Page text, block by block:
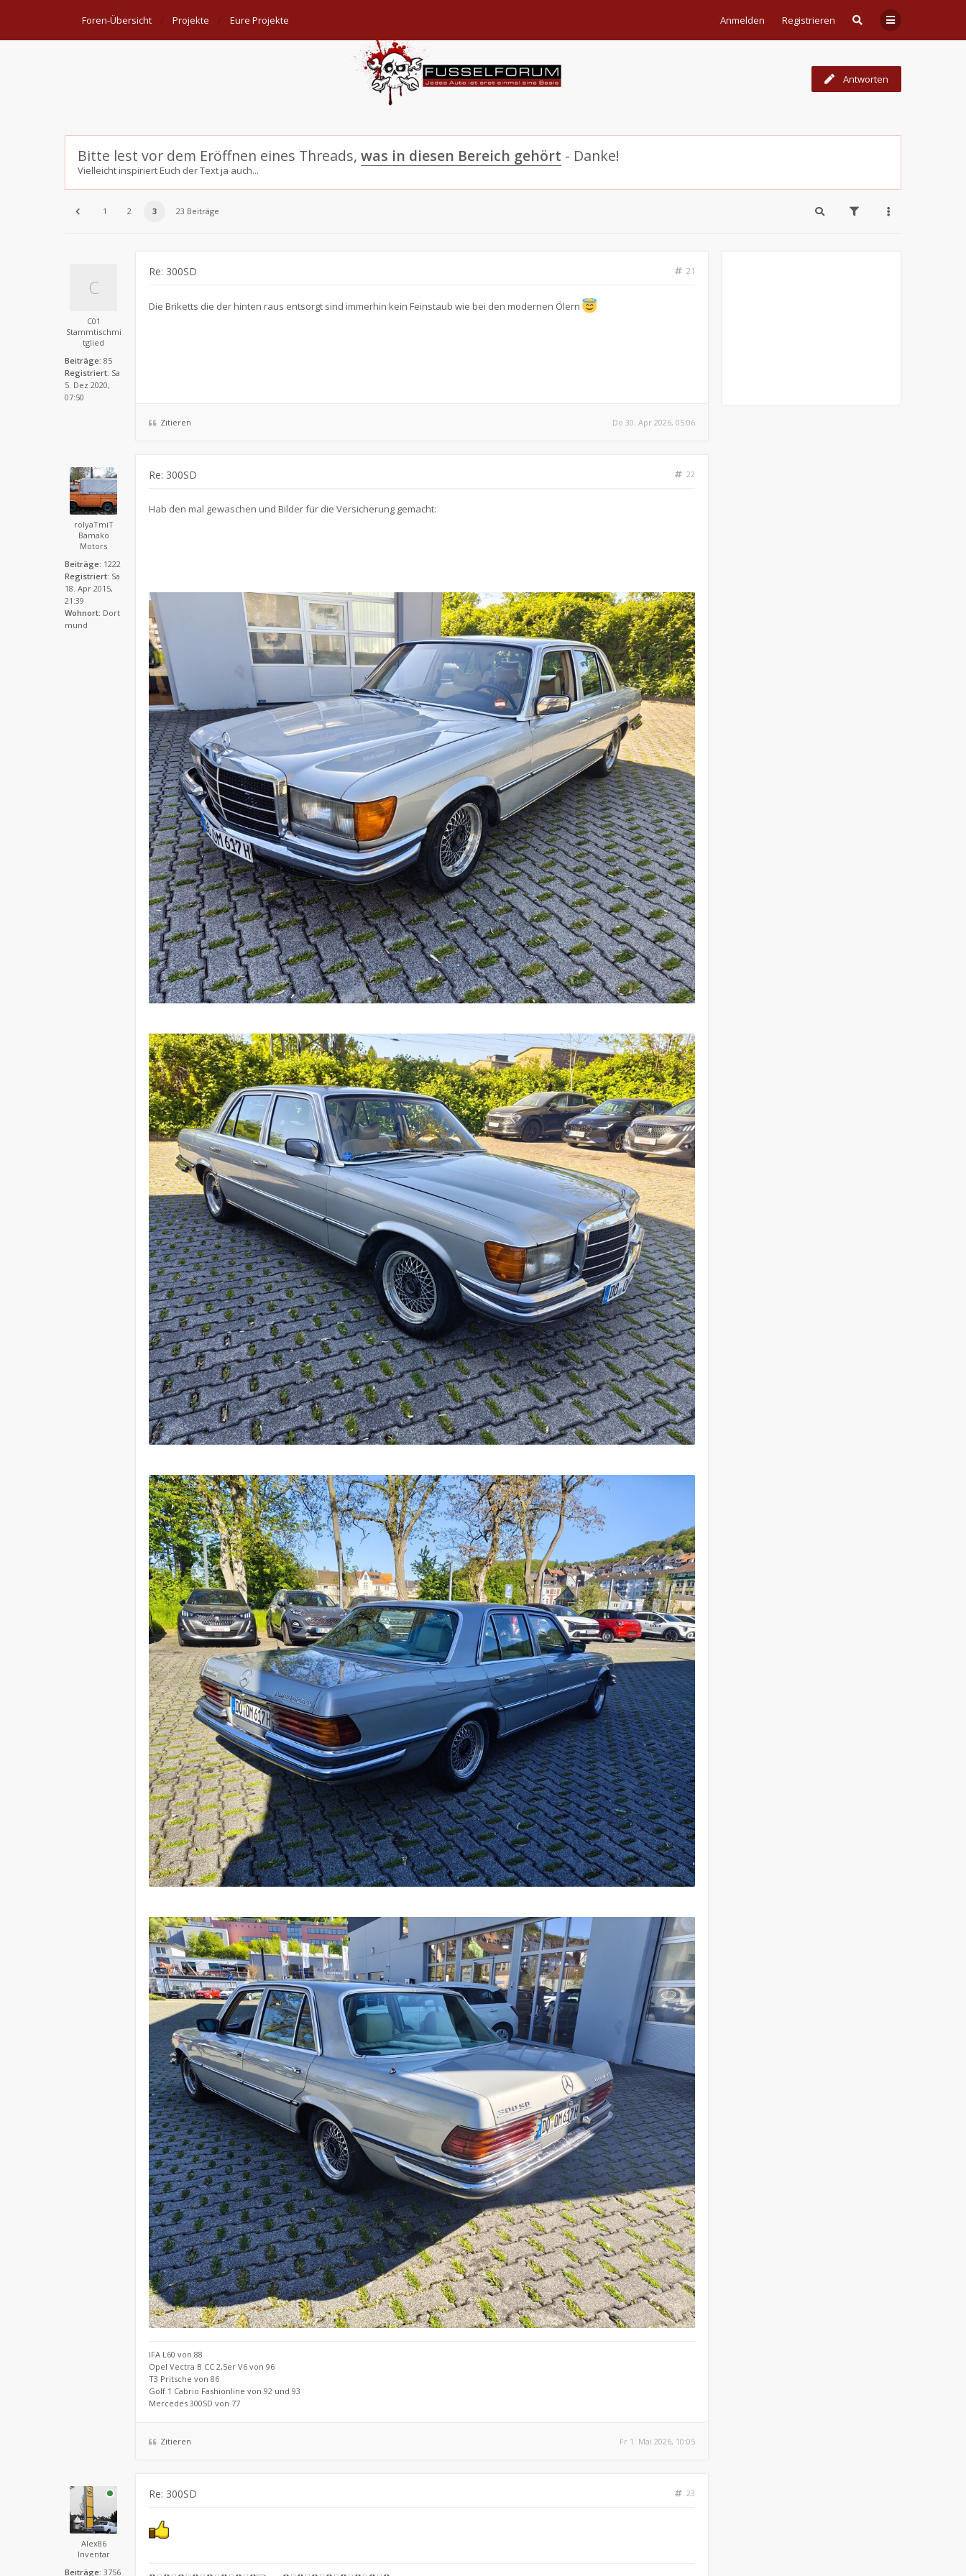
Anmelden Registrieren
Foren-Übersicht Projekte Eure Projekte
Antworten
Bitte lest vor dem Eröffnen eines Threads, was in diesen Bereich gehört - Danke!
Vielleicht inspiriert Euch der Text ja auch...
1 2 3 23 Beiträge
C01
Stammtischmi
tglied
Beiträge: 85
Registriert: Sa
5. Dez 2020,
07:50
Re: 300SD 21
Die Briketts die der hinten raus entsorgt sind immerhin kein Feinstaub wie bei den modernen Ölern
Zitieren Do 30. Apr 2026, 05:06
rolyaTmiT
Bamako
Motors
Beiträge: 1222
Registriert: Sa
18. Apr 2015,
21:39
Wohnort: Dort
mund
Re: 300SD 22
Hab den mal gewaschen und Bilder für die Versicherung gemacht:
IFA L60 von 88
Opel Vectra B CC 2,5er V6 von 96
T3 Pritsche von 86
Golf 1 Cabrio Fashionline von 92 und 93
Mercedes 300SD von 77
Zitieren Fr 1. Mai 2026, 10:05
Alex86
Inventar
Beiträge: 3756
Re: 300SD 23